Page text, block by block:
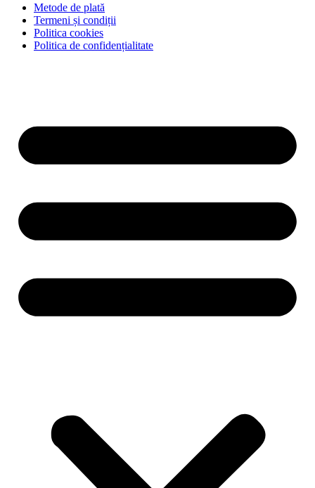
Metode de plată
Termeni și condiții
Politica cookies
Politica de confidențialitate